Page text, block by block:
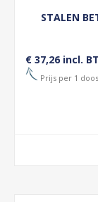
STALEN
€ 37,26 incl.
Prijs per 1 doos